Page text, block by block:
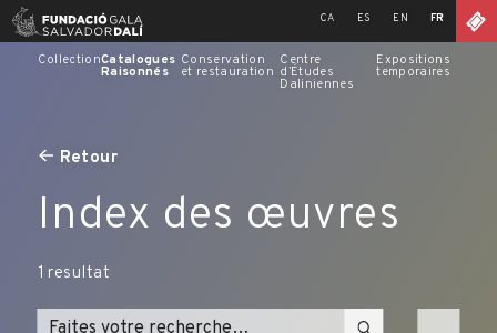
Skip
CA ES EN FR
CollectionCatalogues
Raisonnés
Conservation
et restauration
Centre
d’Études
Daliniennes
Expositions
temporaires
Retour
Index des œuvres
1 resultat